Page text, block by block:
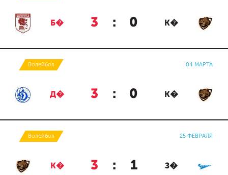
Б� 3 : 0 К�
Волейбол 04 МАРТА
Д� 3 : 0 К�
Волейбол 25 ФЕВРАЛЯ
К� 3 : 1 З�